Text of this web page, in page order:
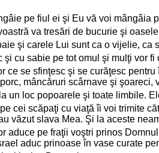
pe fiul ei şi Eu vă voi mângâia
va tresări de bucurie şi
şi carele Lui sunt ca o vijelie, ca
şi cu sabie pe tot omul şi mulţi vor
ce se sfinţesc şi se curăţesc
mâncăruri scârnave şi şoareci,
un loc popoarele şi toate limbile.
cei scăpaţi cu viaţă îi voi trimite
văzut slava Mea. Şi la aceste
aduce pe fraţii voştri prinos
aduc prinoase în vase curate